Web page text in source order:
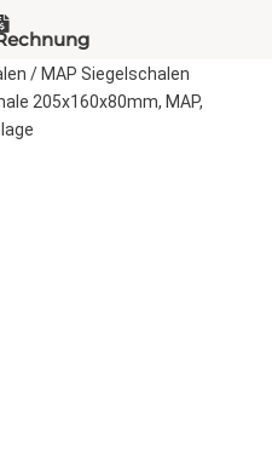
/ MAP Siegelschalen
205x160x80mm, MAP,